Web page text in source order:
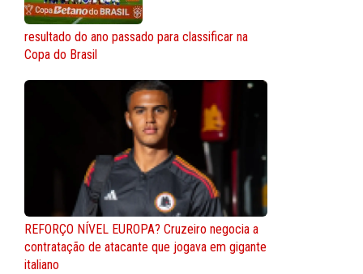
resultado do ano passado para classificar na
Copa do Brasil
REFORÇO NÍVEL EUROPA? Cruzeiro negocia a
contratação de atacante que jogava em gigante
italiano